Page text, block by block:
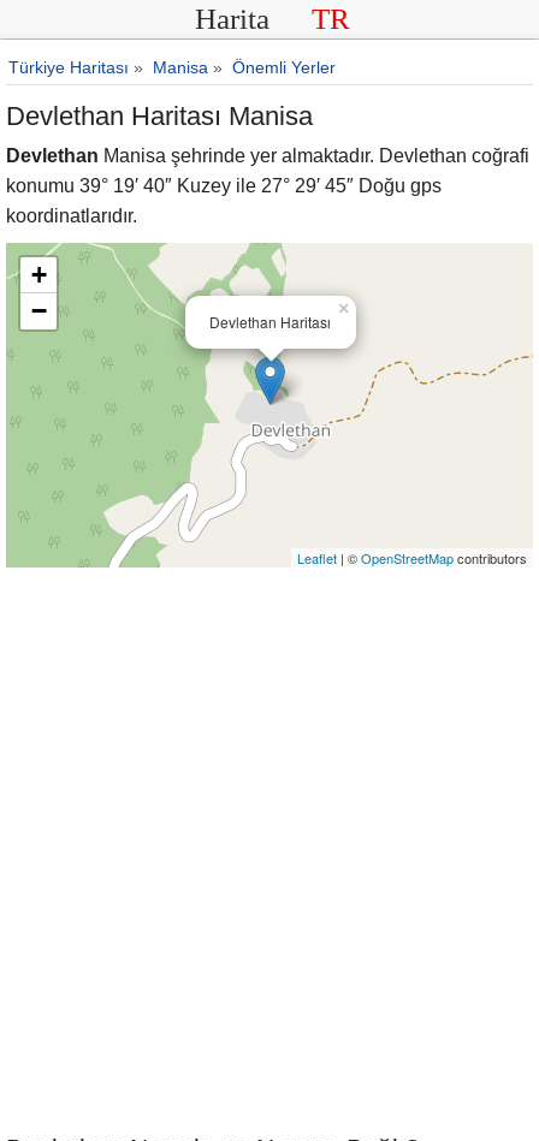
Harita TR
Türkiye Haritası » Manisa » Önemli Yerler
Devlethan Haritası Manisa
Devlethan Manisa şehrinde yer almaktadır. Devlethan coğrafi
konumu 39° 19′ 40″ Kuzey ile 27° 29′ 45″ Doğu gps
koordinatlarıdır.
Devlethan Haritası
×
+
−
Leaflet | ©OpenStreetMapcontributors